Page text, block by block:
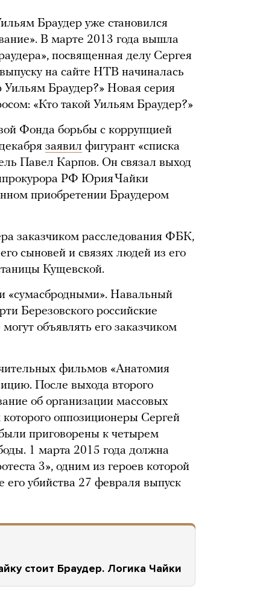
Браудер уже становился
В марте 2013 года вышла
посвященная делу Сергея
на сайте НТВ начиналась
Браудер?» Новая серия
«Кто такой Уильям Браудер?»
Фонда борьбы с коррупцией
заявил фигурант «списка
Павел Карпов. Он связал выход
РФ Юрия Чайки
приобретении Браудером
заказчиком расследования ФБК,
сыновей и связях людей из его
Кущевской.
«сумасбродными». Навальный
Березовского российские
объявлять его заказчиком
фильмов «Анатомия
После выхода второго
об организации массовых
оппозиционеры Сергей
приговорены к четырем
1 марта 2015 года должна
3», одним из героев которой
убийства 27 февраля выпуск
стоит Браудер. Логика Чайки